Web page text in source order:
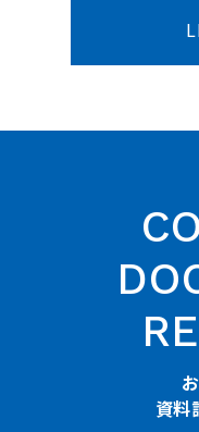
資料